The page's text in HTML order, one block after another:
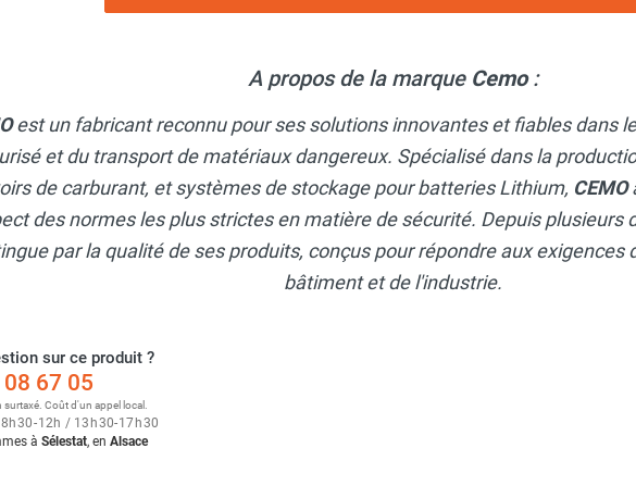
A propos de la marque Cemo:
est un fabricant reconnu pour ses solutions innovantes et fiables dans
et du transport de matériaux dangereux. Spécialisé dans la
de carburant, et systèmes de stockage pour batteries Lithium, CEMO
des normes les plus strictes en matière de sécurité. Depuis plusieurs
par la qualité de ses produits, conçus pour répondre aux exigences
bâtiment et de l'industrie.
sur ce produit ?
67 05
Coût d'un appel local.
h30-12h / 13 h30-17 h30
à Sélestat, en Alsace